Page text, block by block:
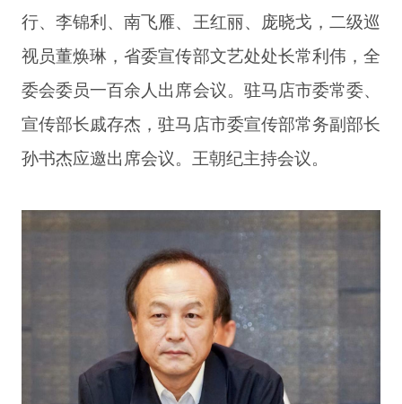
行、李锦利、南飞雁、王红丽、庞晓戈，二级巡
视员董焕琳，省委宣传部文艺处处长常利伟，全
委会委员一百余人出席会议。驻马店市委常委、
宣传部长戚存杰，驻马店市委宣传部常务副部长
孙书杰应邀出席会议。王朝纪主持会议。